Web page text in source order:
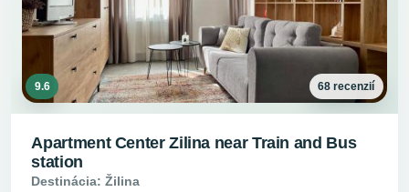
9.6 68 recenzií
Apartment Center Zilina near Train and Bus
station
Destinácia: Žilina